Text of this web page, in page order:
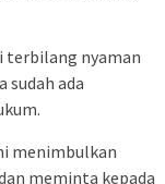
terbilang nyaman
sudah ada
menimbulkan
meminta kepada